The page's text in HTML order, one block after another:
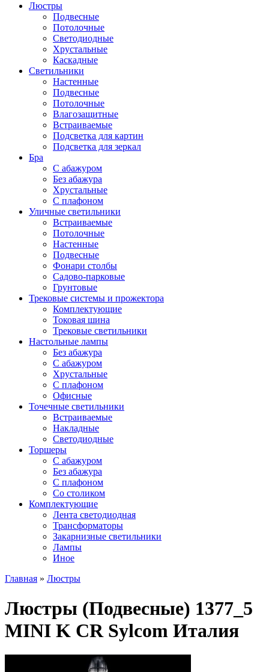
Люстры
Подвесные
Потолочные
Светодиодные
Хрустальные
Каскадные
Светильники
Настенные
Подвесные
Потолочные
Влагозащитные
Встраиваемые
Подсветка для картин
Подсветка для зеркал
Бра
С абажуром
Без абажура
Хрустальные
С плафоном
Уличные светильники
Встраиваемые
Потолочные
Настенные
Подвесные
Фонари столбы
Садово-парковые
Грунтовые
Трековые системы и прожектора
Комплектующие
Токовая шина
Трековые светильники
Настольные лампы
Без абажура
С абажуром
Хрустальные
С плафоном
Офисные
Точечные светильники
Встраиваемые
Накладные
Светодиодные
Торшеры
С абажуром
Без абажура
С плафоном
Со столиком
Комплектующие
Лента светодиодная
Трансформаторы
Закарнизные светильники
Лампы
Иное
Главная » Люстры
Люстры (Подвесные) 1377_5
MINI K CR Sylcom Италия